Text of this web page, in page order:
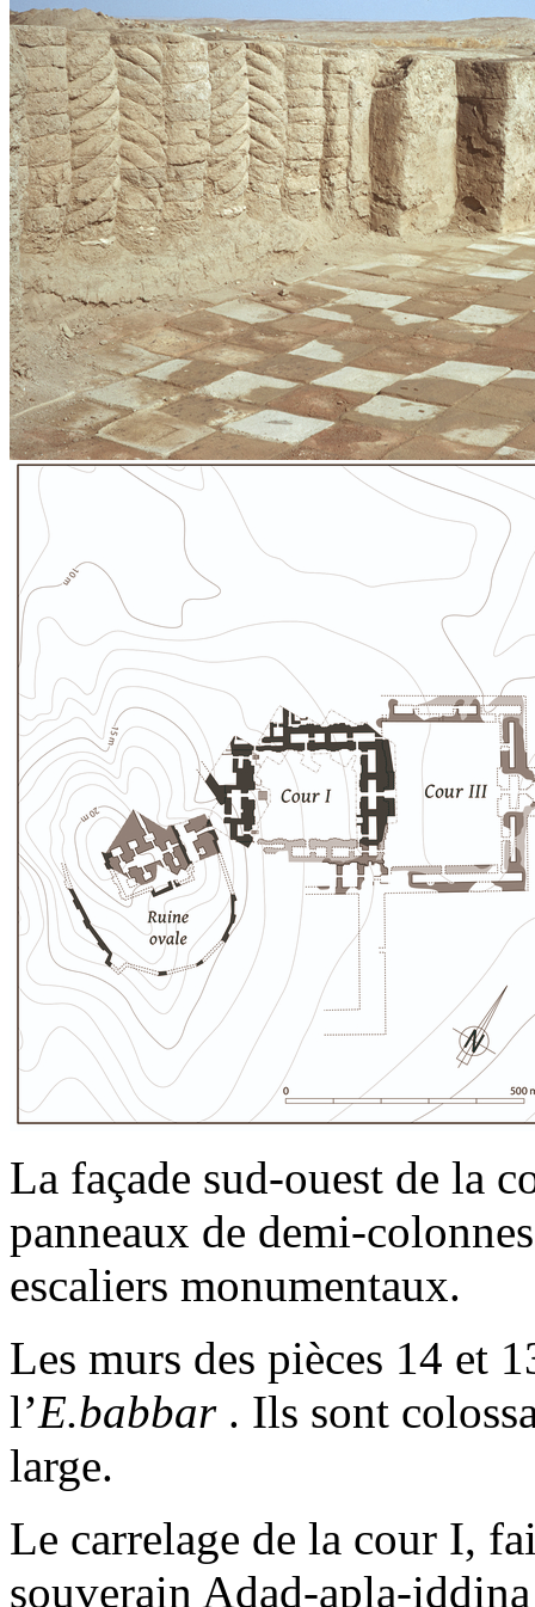
La façade sud-ouest de la
panneaux de demi-
escaliers monumentaux.
Les murs des pièces 14 et
l’E.babbar. Ils sont
large.
Le carrelage de la cour I,
souverain Adad-apla-